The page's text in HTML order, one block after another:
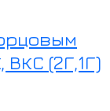
(2Г,1Г)